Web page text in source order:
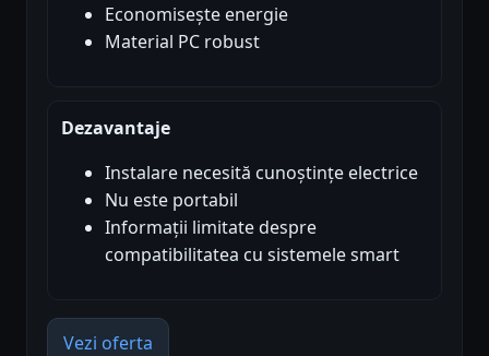
Economisește energie
Material PC robust
Dezavantaje
Instalare necesită cunoștințe electrice
Nu este portabil
Informații limitate despre
compatibilitatea cu sistemele smart
Vezi oferta